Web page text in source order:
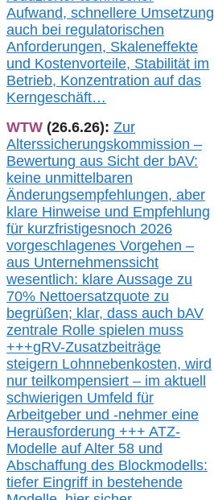
Aufwand, schnellere Umsetzung
auch bei regulatorischen
Anforderungen, Skaleneffekte
und Kostenvorteile, Stabilität im
Betrieb, Konzentration auf das
Kerngeschäft…
WTW (26.6.26): Zur
Alterssicherungskommission –
Bewertung aus Sicht der bAV:
keine unmittelbaren
Änderungsempfehlungen, aber
klare Hinweise und Empfehlung
für kurzfristigesnoch 2026
vorgeschlagenes Vorgehen –
aus Unternehmenssicht
wesentlich: klare Aussage zu
70% Nettoersatzquote zu
begrüßen; klar, dass auch bAV
zentrale Rolle spielen muss
+++gRV-Zusatzbeiträge
steigern Lohnnebenkosten, wird
nur teilkompensiert – im aktuell
schwierigen Umfeld für
Arbeitgeber und -nehmer eine
Herausforderung +++ ATZ-
Modelle auf Alter 58 und
Abschaffung des Blockmodells:
tiefer Eingriff in bestehende